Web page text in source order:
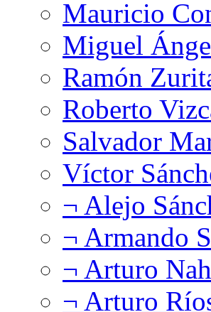
Mauricio
Miguel
Ramón
Roberto
Salvador
Víctor
¬ Alejo
¬ Armando
¬ Arturo
¬ Arturo